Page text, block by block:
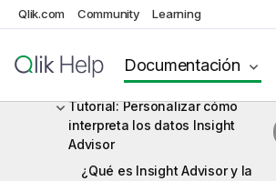
Qlik.com Community Learning
Documentación
negocio
Crear vocabularios para Insight
Advisor
Tutorial: Personalizar cómo
interpreta los datos Insight
Advisor
¿Qué es Insight Advisor y la